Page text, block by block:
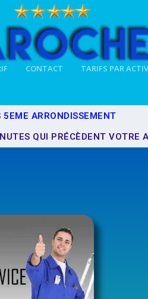
CONTACT TARIFS PAR
5EME ARRONDISSEMENT
QUI PRÉCÈDENT VOTRE